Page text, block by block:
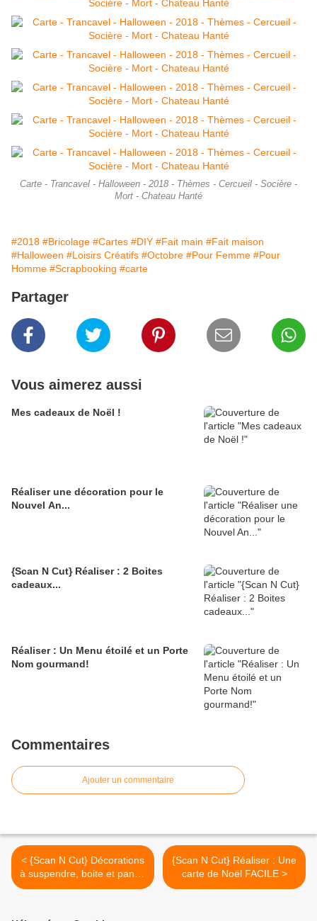
Carte - Trancavel - Halloween - 2018 - Thèmes - Cercueil - Socière -
Mort - Chateau Hanté
#2018 #Bricolage #Cartes #DIY #Fait main #Fait maison
#Halloween #Loisirs Créatifs #Octobre #Pour Femme #Pour
Homme #Scrapbooking #carte
Partager
Vous aimerez aussi
Mes cadeaux de Noël !
Réaliser une décoration pour le
Nouvel An...
{Scan N Cut} Réaliser : 2 Boites
cadeaux...
Réaliser : Un Menu étoilé et un Porte
Nom gourmand!
Commentaires
Ajouter un commentaire
< {Scan N Cut} Décorations
à suspendre, boite et panier
!
{Scan N Cut} Réaliser : Une
carte de Noël FACILE >